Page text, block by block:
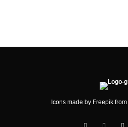
Icons made by Freepikfrom